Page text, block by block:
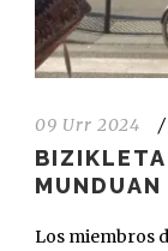
09 Urr 2024 /
Los miembros